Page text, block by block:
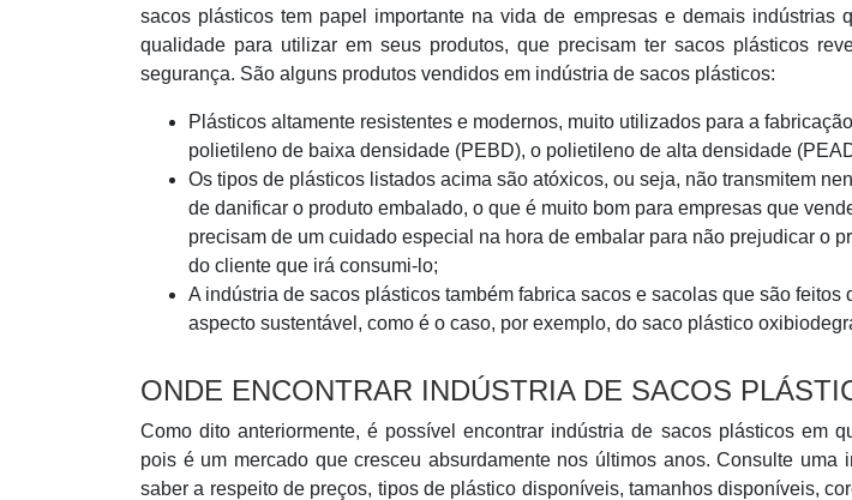
sacos plásticos tem papel importante na vida de empresas e demais indústrias
qualidade para utilizar em seus produtos, que precisam ter sacos plásticos
segurança. São alguns produtos vendidos em indústria de sacos plásticos:
Plásticos altamente resistentes e modernos, muito utilizados para a
polietileno de baixa densidade (PEBD), o polietileno de alta densidade
Os tipos de plásticos listados acima são atóxicos, ou seja, não transmitem
de danificar o produto embalado, o que é muito bom para empresas que
precisam de um cuidado especial na hora de embalar para não prejudicar o
do cliente que irá consumi-lo;
A indústria de sacos plásticos também fabrica sacos e sacolas que são feitos
aspecto sustentável, como é o caso, por exemplo, do saco plástico
ONDE ENCONTRAR INDÚSTRIA DE SACOS
Como dito anteriormente, é possível encontrar indústria de sacos plásticos em
pois é um mercado que cresceu absurdamente nos últimos anos. Consulte uma
saber a respeito de preços, tipos de plástico disponíveis, tamanhos disponíveis,